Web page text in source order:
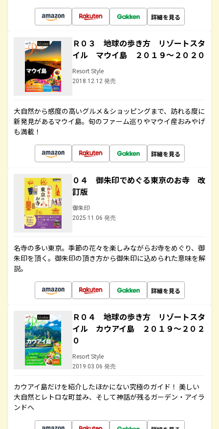
詳細を見る
Ｒ０３ 地球の歩き方 リゾートスタ
イル マウイ島 ２０１９～２０２０
Resort Style
2018.12.12 発売
大自然から感度の高いグルメ＆ショッピングまで、訪れる度に
新発見があるマウイ島。旬のファーム巡りやマウイ産おみやげ
も満載！
詳細を見る
０４ 御朱印でめぐる東京のお寺 改
訂版
御朱印
2025.11.06 発売
名寺の多い東京。季節の花々を楽しみながらお寺をめぐり、御
朱印を頂く。御朱印の頂き方から御朱印に込められた意味を解
説。
詳細を見る
Ｒ０４ 地球の歩き方 リゾートスタ
イル カウアイ島 ２０１９～２０２
０
Resort Style
2019.03.06 発売
カウアイ島だけを紹介したほかにない究極のガイド！ 美しい
大自然とレトロな町並み、そして神話が残るガーデン・アイラ
ンドへ